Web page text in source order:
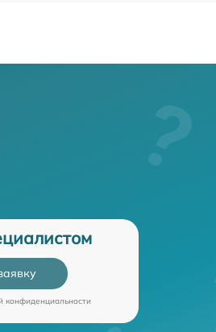
конфиденциальности